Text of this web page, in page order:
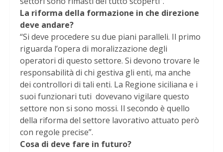
La riforma della formazione in che direzione
deve andare?
“Si deve procedere su due piani paralleli. Il primo
riguarda l’opera di moralizzazione degli
operatori di questo settore. Si devono trovare le
responsabilità di chi gestiva gli enti, ma anche
dei controllori di tali enti. La Regione siciliana e i
suoi funzionari tuti dovevano vigilare questo
settore non si sono mossi. Il secondo è quello
della riforma del settore lavorativo attuato però
con regole precise”.
Cosa di deve fare in futuro?